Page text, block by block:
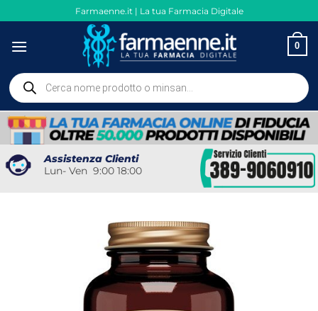
ai
contenuti
Farmaenne.it | La tua Farmacia Digitale
0
Ricerca
prodotti
Assistenza Clienti
Lun- Ven 9:00 18:00